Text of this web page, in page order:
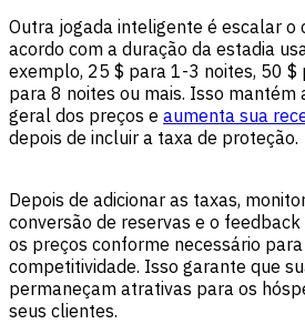
Outra jogada inteligente é escalar o
acordo com a duração da estadia
exemplo, 25 $ para 1-3 noites, 50 $
para 8 noites ou mais. Isso mantém
geral dos preços e aumenta sua
depois de incluir a taxa de proteção.
Depois de adicionar as taxas,
conversão de reservas e o
os preços conforme necessário
competitividade. Isso garante que
permaneçam atrativas para os
seus clientes.